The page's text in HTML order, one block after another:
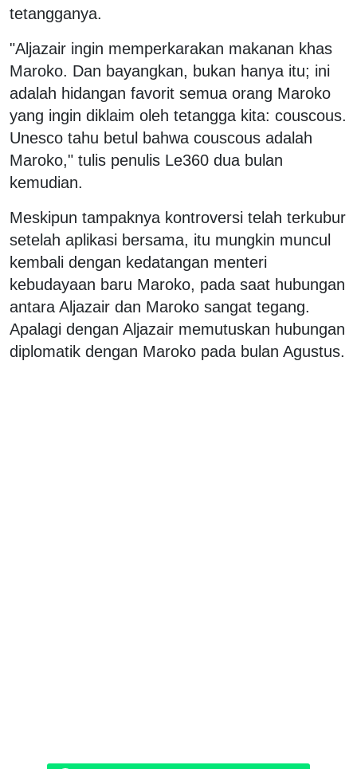
tetangganya.
"Aljazair ingin memperkarakan makanan khas
Maroko. Dan bayangkan, bukan hanya itu; ini
adalah hidangan favorit semua orang Maroko
yang ingin diklaim oleh tetangga kita: couscous.
Unesco tahu betul bahwa couscous adalah
Maroko," tulis penulis Le360 dua bulan
kemudian.
Meskipun tampaknya kontroversi telah terkubur
setelah aplikasi bersama, itu mungkin muncul
kembali dengan kedatangan menteri
kebudayaan baru Maroko, pada saat hubungan
antara Aljazair dan Maroko sangat tegang.
Apalagi dengan Aljazair memutuskan hubungan
diplomatik dengan Maroko pada bulan Agustus.